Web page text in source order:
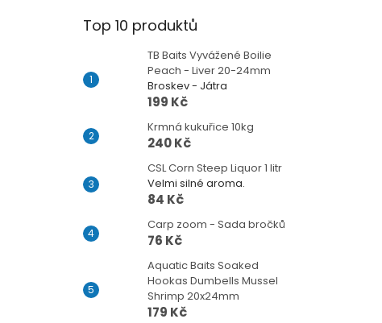
Top 10 produktů
TB Baits Vyvážené Boilie
Peach - Liver 20-24mm
Broskev - Játra
199 Kč
Krmná kukuřice 10kg
240 Kč
CSL Corn Steep Liquor 1 litr
Velmi silné aroma.
84 Kč
Carp zoom - Sada bročků
76 Kč
Aquatic Baits Soaked
Hookas Dumbells Mussel
Shrimp 20x24mm
179 Kč